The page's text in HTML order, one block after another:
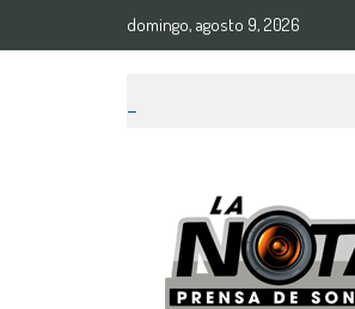
domingo, agosto 9, 2026